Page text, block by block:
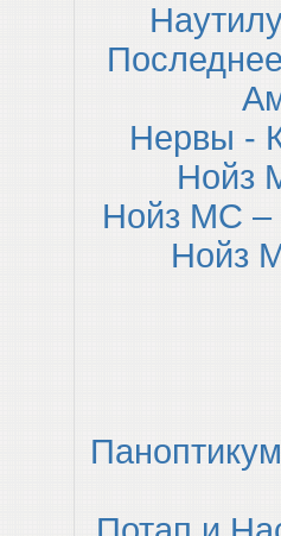
Нервы -
Нойз
Нойз МС –
Нойз